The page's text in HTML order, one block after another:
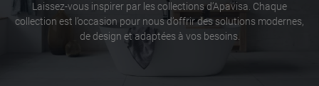
Laissez-vous inspirer par les collections d’Apavisa. Chaque
collection est l’occasion pour nous d’offrir des solutions modernes,
de design et adaptées à vos besoins.